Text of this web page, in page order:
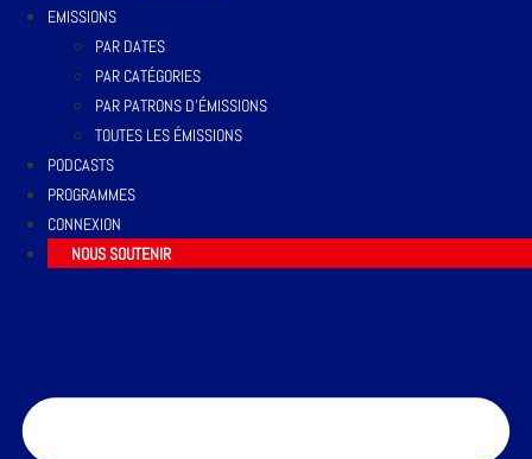
EMISSIONS
PAR DATES
PAR CATÉGORIES
PAR PATRONS D’ÉMISSIONS
TOUTES LES ÉMISSIONS
PODCASTS
PROGRAMMES
CONNEXION
NOUS SOUTENIR